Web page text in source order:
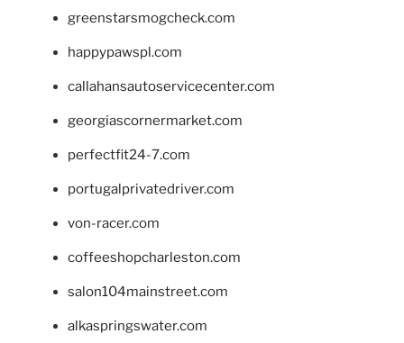
greenstarsmogcheck.com
happypawspl.com
callahansautoservicecenter.com
georgiascornermarket.com
perfectfit24-7.com
portugalprivatedriver.com
von-racer.com
coffeeshopcharleston.com
salon104mainstreet.com
alkaspringswater.com